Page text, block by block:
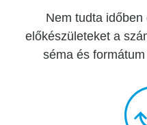
Nem tudta
előkészületeket a
séma és